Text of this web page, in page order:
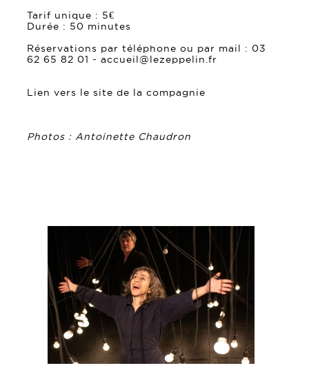
Tarif unique : 5€
Durée : 50 minutes
Réservations par téléphone ou par mail : 03
62 65 82 01 - accueil@lezeppelin.fr
Lien vers le site de la compagnie
Photos : Antoinette Chaudron